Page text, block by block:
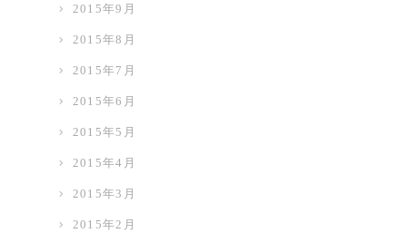
2015年9月
2015年8月
2015年7月
2015年6月
2015年5月
2015年4月
2015年3月
2015年2月